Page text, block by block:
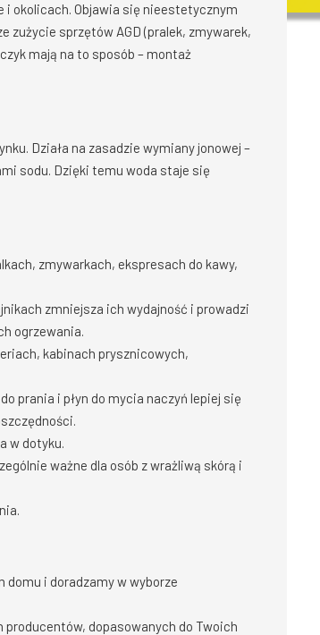
i okolicach. Objawia się nieestetycznym
zużycie sprzętów AGD (pralek, zmywarek,
mają na to sposób – montaż
Działa na zasadzie wymiany jonowej –
sodu. Dzięki temu woda staje się
zmywarkach, ekspresach do kawy,
zmniejsza ich wydajność i prowadzi
ogrzewania.
kabinach prysznicowych,
prania i płyn do mycia naczyń lepiej się
w dotyku.
ważne dla osób z wrażliwą skórą i
domu i doradzamy w wyborze
dopasowanych do Twoich